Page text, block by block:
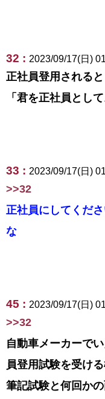
32 : 2023/09/17(日)
正社員登用される
「君を正社員とし
33 : 2023/09/17(日)
>>32
正社員にしてくだ
な
45 : 2023/09/17(日)
>>32
自動車メーカーで
員登用試験を受け
筆記試験と何回か